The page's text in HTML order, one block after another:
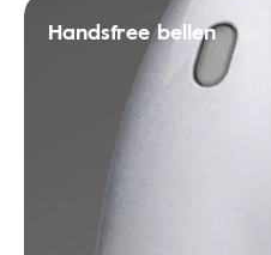
Handsfree bellen